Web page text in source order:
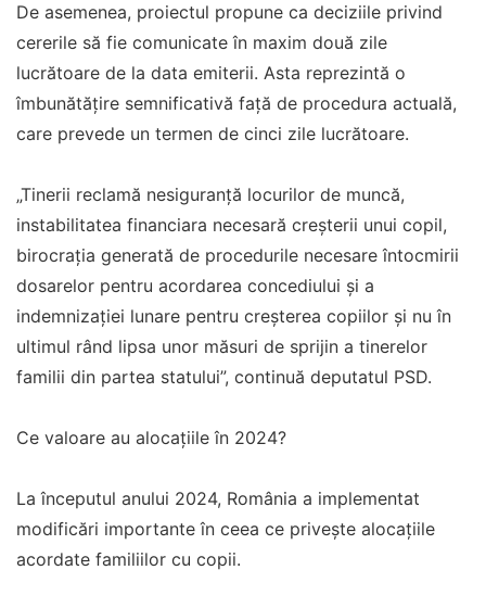
De asemenea, proiectul propune ca deciziile privind
cererile să fie comunicate în maxim două zile
lucrătoare de la data emiterii. Asta reprezintă o
îmbunătățire semnificativă față de procedura actuală,
care prevede un termen de cinci zile lucrătoare.
„Tinerii reclamă nesiguranţă locurilor de muncă,
instabilitatea financiara necesară creşterii unui copil,
birocraţia generată de procedurile necesare întocmirii
dosarelor pentru acordarea concediului şi a
indemnizaţiei lunare pentru creşterea copiilor şi nu în
ultimul rând lipsa unor măsuri de sprijin a tinerelor
familii din partea statului”, continuă deputatul PSD.
Ce valoare au alocațiile în 2024?
La începutul anului 2024, România a implementat
modificări importante în ceea ce privește alocațiile
acordate familiilor cu copii.